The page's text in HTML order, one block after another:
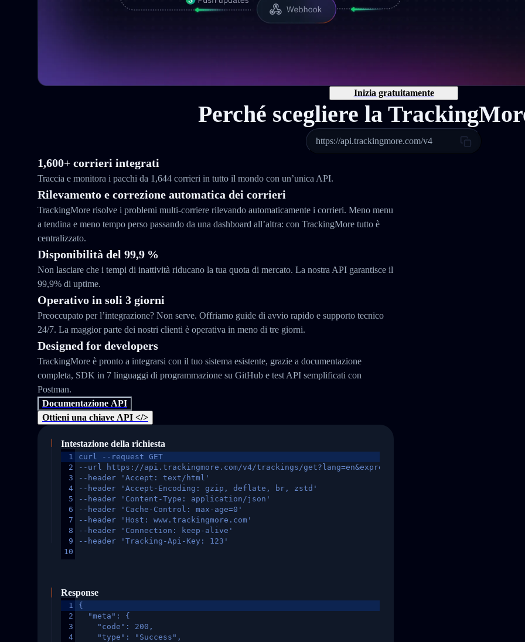
Inizia gratuitamente
Perché scegliere la
https://api.trackingmore.com/v4
1,600+ corrieri integrati
Traccia e monitora i pacchi da 1,644 corrieri in tutto il mondo con un’unica API.
Rilevamento e correzione automatica dei corrieri
TrackingMore risolve i problemi multi-corriere rilevando automaticamente i corrieri. Meno menu
a tendina e meno tempo perso passando da una dashboard all’altra: con TrackingMore tutto è
centralizzato.
Disponibilità del 99,9 %
Non lasciare che i tempi di inattività riducano la tua quota di mercato. La nostra API garantisce il
99,9% di uptime.
Operativo in soli 3 giorni
Preoccupato per l’integrazione? Non serve. Offriamo guide di avvio rapido e supporto tecnico
24/7. La maggior parte dei nostri clienti è operativa in meno di tre giorni.
Designed for developers
TrackingMore è pronto a integrarsi con il tuo sistema esistente, grazie a documentazione
completa, SDK in 7 linguaggi di programmazione su GitHub e test API semplificati con
Postman.
Documentazione API
Ottieni una chiave API </>
Intestazione della richiesta
1
2
3
4
5
6
7
8
9
10
curl --request GET
--url https://api.trackingmore.com/v4/trackings/get?lang=en&express=ups&tracknumber=1939155131
--header 'Accept: text/html'
--header 'Accept-Encoding: gzip, deflate, br, zstd'
--header 'Content-Type: application/json'
--header 'Cache-Control: max-age=0'
--header 'Host: www.trackingmore.com'
--header 'Connection: keep-alive'
--header 'Tracking-Api-Key: 123'
Response
1
2
3
4
{
  "meta": {
    "code": 200,
    "type": "Success",